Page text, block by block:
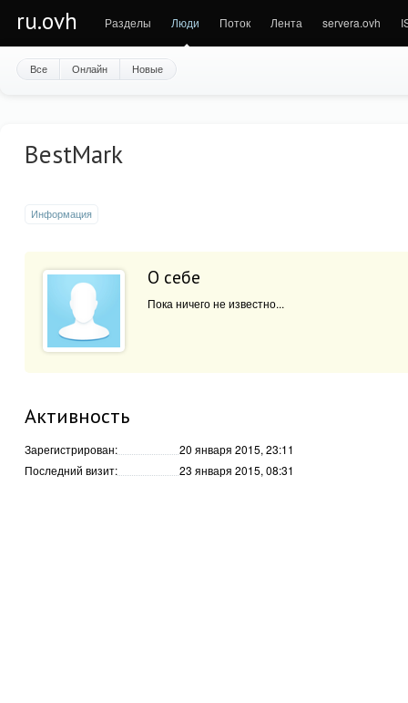
ru.ovh Разделы Люди Поток Лента servera.ovh
Все Онлайн Новые
BestMark
Информация
О себе
Пока ничего не известно...
Активность
Зарегистрирован:
20 января 2015, 23:11
Последний визит:
23 января 2015, 08:31